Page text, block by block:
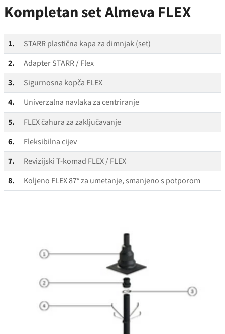
Kompletan set Almeva FLEX
1.
STARR plastična kapa za dimnjak (set)
2.
Adapter STARR / Flex
3.
Sigurnosna kopča FLEX
4.
Univerzalna navlaka za centriranje
5.
FLEX čahura za zaključavanje
6.
Fleksibilna cijev
7.
Revizijski T‑komad FLEX / FLEX
8.
Koljeno FLEX 87° za umetanje, smanjeno s potporom